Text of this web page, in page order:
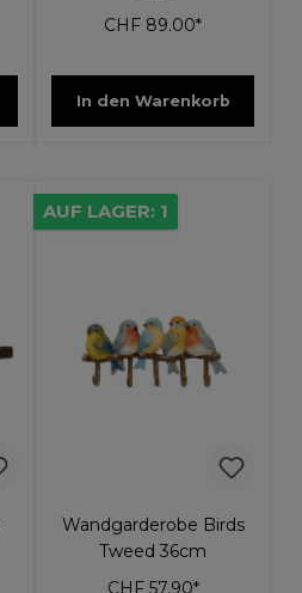
CHF 89.00*
In den Warenkorb
AUF LAGER: 1
Wandgarderobe Birds
Tweed 36cm